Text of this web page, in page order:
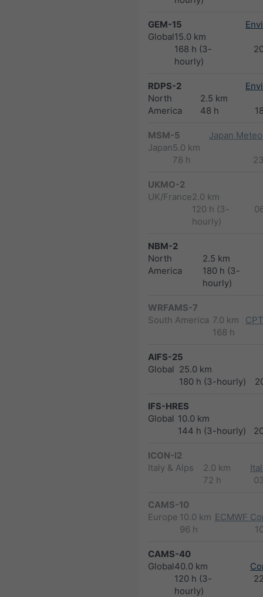
GEM-15
Global15.0 km
168 h (3-
hourly)
RDPS-2
North
America
2.5 km
48 h
MSM-5
Japan5.0 km
78 h
Japan
UKMO-2
UK/France2.0 km
120 h (3-
hourly)
NBM-2
North
America
2.5 km
180 h (3-
hourly)
WRFAMS-7
South America 7.0 km
168 h
AIFS-25
Global 25.0 km
180 h (3-hourly)
IFS-HRES
Global 10.0 km
144 h (3-hourly)
ICON-I2
Italy & Alps
2.0 km
72 h
CAMS-10
Europe 10.0 km
96 h
ECMWF
CAMS-40
Global40.0 km
120 h (3-
hourly)